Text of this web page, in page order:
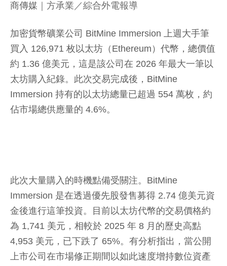
商傳媒 ｜方承業／綜合外電報導
加密貨幣礦業公司 BitMine Immersion 上週大手筆
買入 126,971 枚以太坊（Ethereum）代幣，總價值
約 1.36 億美元，這是該公司在 2026 年最大一筆以
太坊購入紀錄。此次交易完成後，BitMine
Immersion 持有的以太坊總量已超過 554 萬枚，約
佔市場總供應量的 4.6%。
此次大量購入的時機點備受關注。BitMine
Immersion 是在透過優先股發售募得 2.74 億美元資
金後進行這筆投資。目前以太坊代幣的交易價格約
為 1,741 美元，相較於 2025 年 8 月的歷史高點
4,953 美元，已下跌了 65%。有分析指出，當公開
上市公司在市場修正期間以如此速度增持數位資產